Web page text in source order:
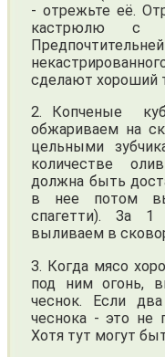
- отрежьте её.
кастрюлю с
сделают хороший
2. Копчeные
обжариваем на
цельными
количестве
должна быть
в неe потом
спагетти). За
выливаем в
3. Когда мясо
под ним огонь,
чеснок. Если
чеснока - это не
Хотя тут могут